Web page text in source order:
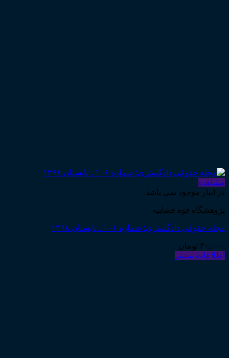
مشاهده
در انبار موجود نمی باشد
پژوهشگاه قوه قضاییه
مجله حقوقی دادگستری؛ شماره ۱۰۶ ـ تابستان ۱۳۹۸
۳۰,۰۰۰ تومان
اطلاعات بیشتر